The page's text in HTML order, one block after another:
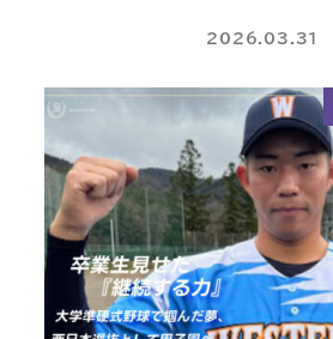
2026.03.31